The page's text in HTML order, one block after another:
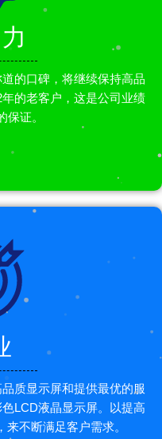
的口碑，将继续保持高品
的老客户，这是公司业绩
保证。
质显示屏和提供最优的服
LCD液晶显示屏。以提高
不断满足客户需求。